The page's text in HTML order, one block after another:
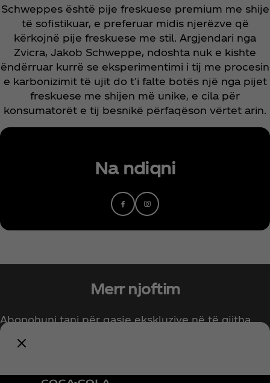
Schweppes është pije freskuese premium me shije
të sofistikuar, e preferuar midis njerëzve që
kërkojnë pije freskuese me stil. Argjendari nga
Zvicra, Jakob Schweppe, ndoshta nuk e kishte
ëndërruar kurrë se eksperimentimi i tij me procesin
e karbonizimit të ujit do t'i falte botës një nga pijet
freskuese me shijen më unike, e cila për
konsumatorët e tij besnikë përfaqëson vërtet arin.
Na ndiqni
Merr njoftim
Abonohuni tani për qasje ekskluzive në të gjitha
gjërat Coca‑Cola!